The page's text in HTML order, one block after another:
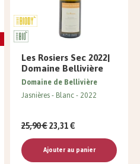
Les Rosiers Sec 2022|
Domaine Bellivière
Domaine de Bellivière
Jasnières Blanc 2022
25,90 €23,31 €
Ajouter au panier